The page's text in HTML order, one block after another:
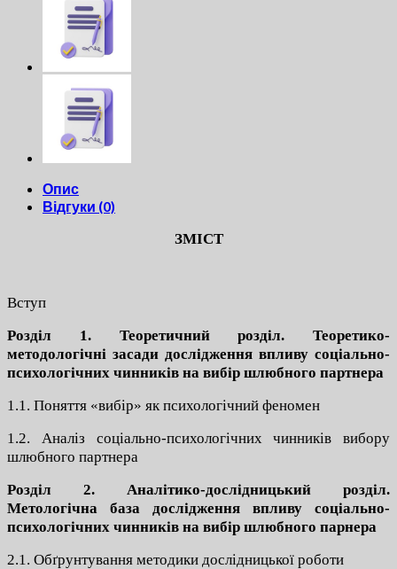
Опис
Відгуки (0)
ЗМІСТ
Вступ
Розділ 1. Теоретичний розділ. Теоретико-
методологічні засади дослідження впливу соціально-
психологічних чинників на вибір шлюбного партнера
1.1. Поняття «вибір» як психологічний феномен
1.2. Аналіз соціально-психологічних чинників вибору
шлюбного партнера
Розділ 2. Аналітико-дослідницький розділ.
Метологічна база дослідження впливу соціально-
психологічних чинників на вибір шлюбного парнера
2.1. Обґрунтування методики дослідницької роботи